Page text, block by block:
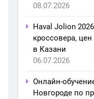
08.07.2026
Haval Jolion
кроссовера,
в Казани
06.07.2026
Онлайн-
Новгороде по